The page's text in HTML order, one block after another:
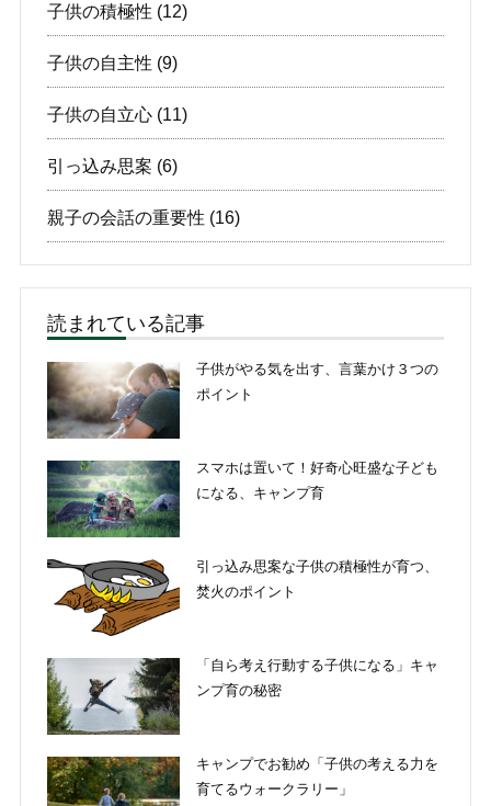
子供の積極性 (12)
子供の自主性 (9)
子供の自立心(11)
引っ込み思案 (6)
親子の会話の重要性 (16)
読まれている記事
子供がやる気を出す、言葉かけ３つの
ポイント
スマホは置いて！好奇心旺盛な子ども
になる、キャンプ育
引っ込み思案な子供の積極性が育つ、
焚火のポイント
「自ら考え行動する子供になる」キャ
ンプ育の秘密
キャンプでお勧め「子供の考える力を
育てるウォークラリー」